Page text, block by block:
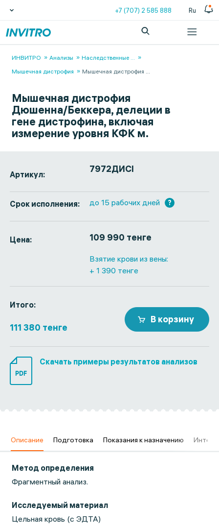
+7 (707) 2 585 888 Ru
ИНВИТРО Анализы Наследственные ...
Мышечная дистрофия
Мышечная дистрофия ...
Мышечная дистрофия
Дюшенна/Беккера, делеции в
гене дистрофина, включая
измерение уровня КФК м.
Артикул: 7972ДИСI
Срок исполнения: до 15 рабочих дней ?
Цена: 109 990 тенге
Взятие крови из вены:
+ 1 390 тенге
Итого:
111 380 тенге
В корзину
PDF
Скачать примеры результатов анализов
Описание Подготовка Показания к назначению
Метод определения
Фрагментный анализ.
Исследуемый материал
Цельная кровь (с ЭДТА)